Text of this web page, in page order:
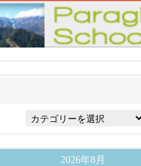
2026年8月